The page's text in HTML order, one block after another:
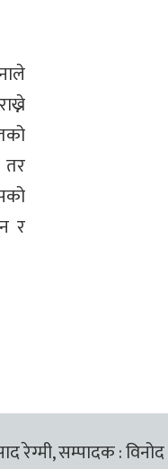
तर
र
रेग्मी, सम्पादक :